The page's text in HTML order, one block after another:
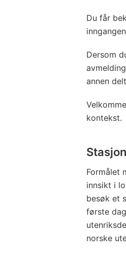
Du får
Dersom
annen
kontekst.
Formålet
innsikt i
besøk et
første
norske